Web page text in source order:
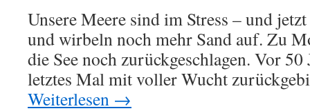
Unsere Meere sind im Stress – und
und wirbeln noch mehr Sand auf. Zu
die See noch zurückgeschlagen. Vor 50
letztes Mal mit voller Wucht
Weiterlesen →